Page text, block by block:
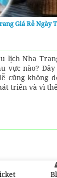
Giá Rẻ Ngày
lịch Nha
vực nào?
cũng không
triển và vì